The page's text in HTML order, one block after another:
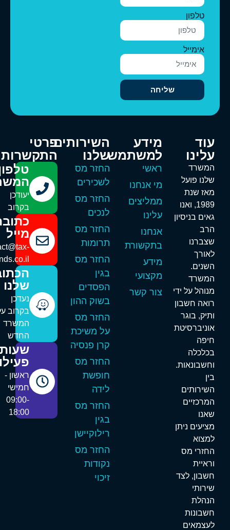
אימייל
שליחה
פועל
שנת
1989, ואנו
בניסיון
על ידי
חשבון
בוגר
ניתן
מס
לצד
מידע
למשתמש
ראשי
מי אנחנו
ממליצים
עלינו
אנחנו
בתקשורת
מקצועי
צור קשר
השירותים
שלנו
החזר מס
לשכירים
החזר מס
לנכים
החזר מס
תרומות
החזר מס
הפסדים
בשוק ההון
החזר מס
על משיכת
קרן פנסיה
החזר מס
חופשת
החזר מס
רילוקיישן
החזר מס
נקודות
פרטי
התקשרות
טלפון
המשרד
יעודכן
בקרוב
כתובת
מייל
contact@tax-
refunds.co.il
הכתובת
שלנו
נעדכן
בקרוב על
המשרד
החדש
שעות
פעילות
ראשון -
חמישי
09:00-
18:00